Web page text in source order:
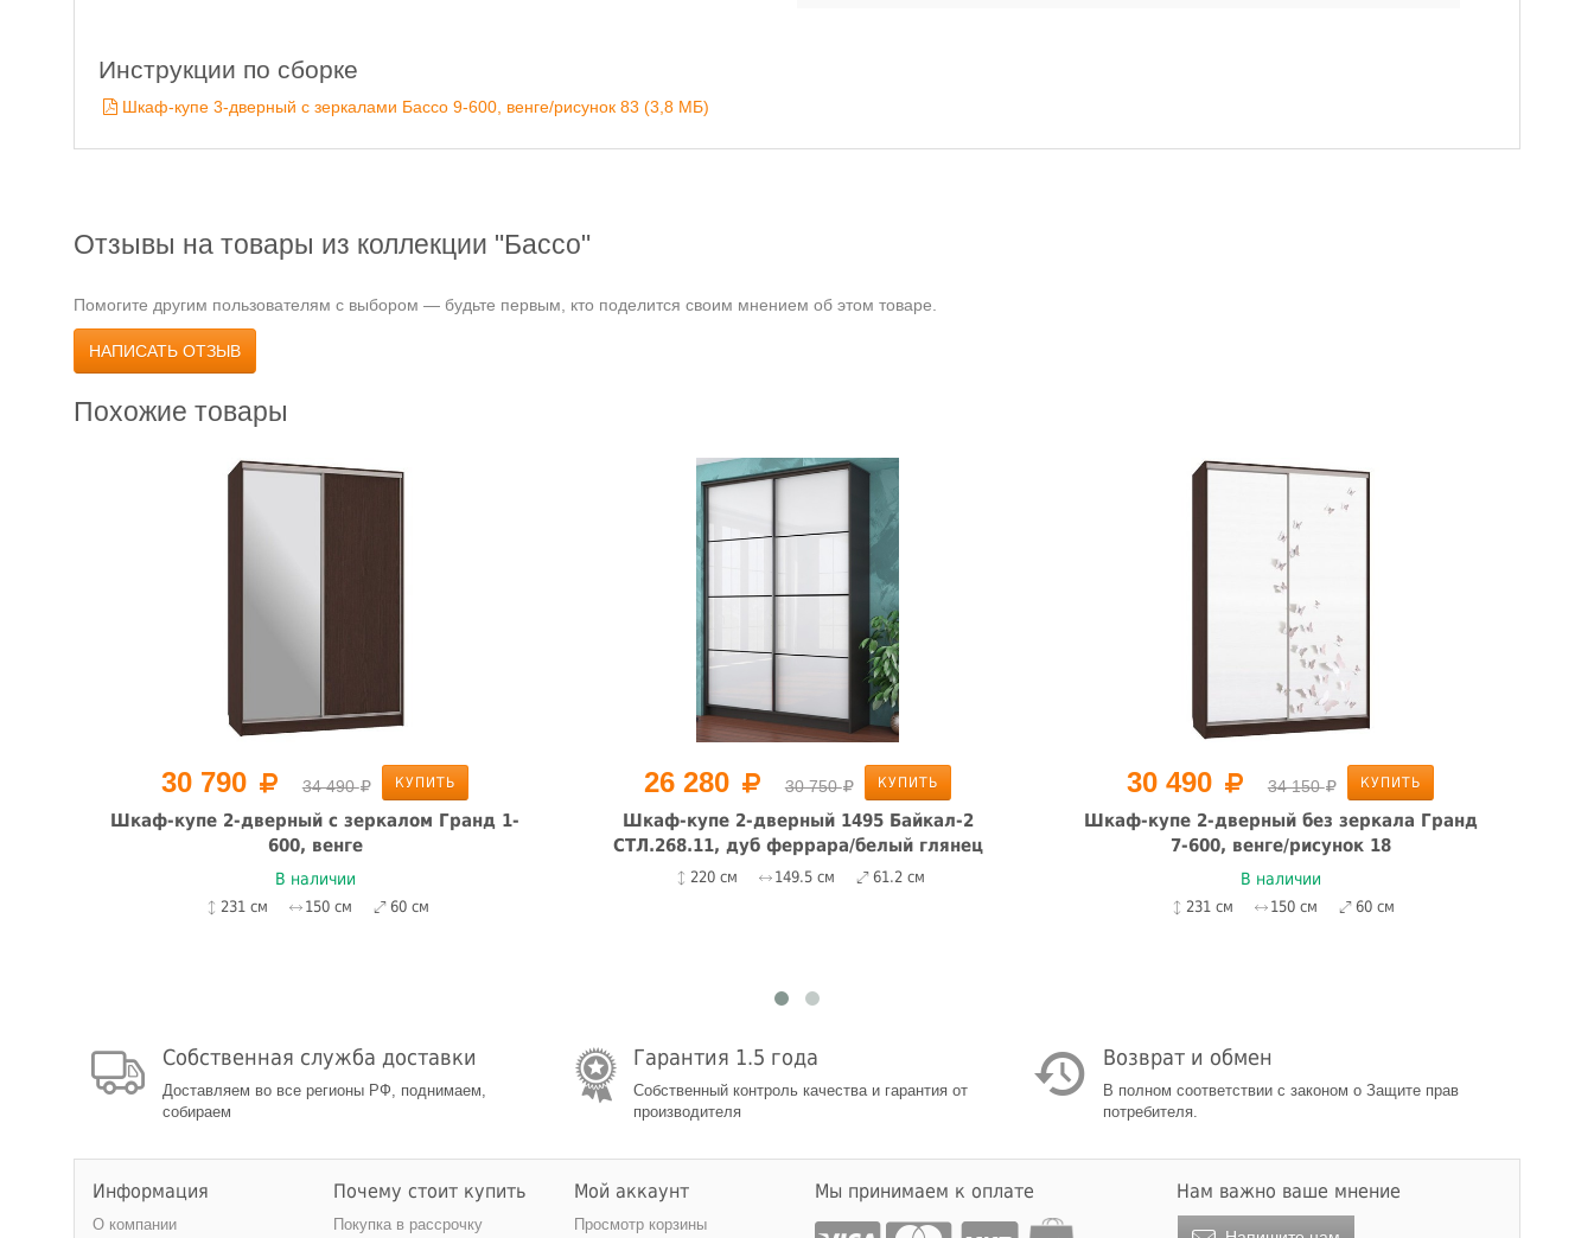
Инструкции по сборке
Шкаф-купе 3-дверный с зеркалами Бассо 9-600, венге/рисунок 83 (3,8 MБ)
Отзывы на товары из коллекции "Бассо"
Помогите другим пользователям с выбором — будьте первым, кто поделится своим мнением об этом товаре.
НАПИСАТЬ ОТЗЫВ
Похожие товары
30 790 34 490 КУПИТЬ
Шкаф-купе 2-дверный с зеркалом Гранд 1-
600, венге
В наличии
231 см 150 см 60 см
26 280 30 750 КУПИТЬ
Шкаф-купе 2-дверный 1495 Байкал-2
СТЛ.268.11, дуб феррара/белый глянец
220 см 149.5 см 61.2 см
30 490 34 150 КУПИТЬ
Шкаф-купе 2-дверный без зеркала Гранд
7-600, венге/рисунок 18
В наличии
231 см 150 см 60 см
Собственная служба доставки
Доставляем во все регионы РФ, поднимаем,
собираем
Гарантия 1.5 года
Собственный контроль качества и гарантия от
производителя
Возврат и обмен
В полном соответствии с законом о Защите прав
потребителя.
Информация
О компании
Почему стоит купить
Покупка в рассрочку
Мой аккаунт
Просмотр корзины
Мы принимаем к оплате Нам важно ваше мнение